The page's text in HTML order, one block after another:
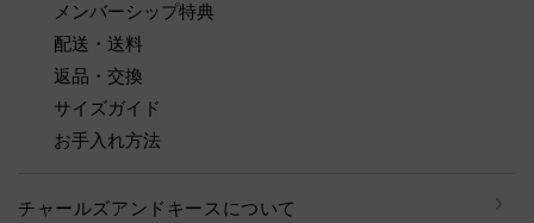
メンバーシップ特典
配送・送料
返品・交換
サイズガイド
お手入れ方法
チャールズアンドキースについて